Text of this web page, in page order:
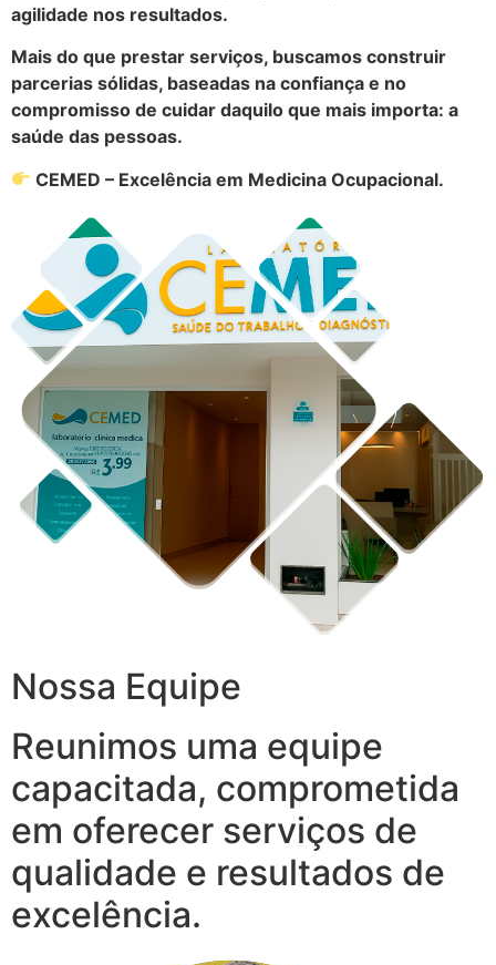
agilidade nos resultados.
Mais do que prestar serviços, buscamos construir
parcerias sólidas, baseadas na confiança e no
compromisso de cuidar daquilo que mais importa: a
saúde das pessoas.
CEMED – Excelência em Medicina Ocupacional.
Nossa Equipe
Reunimos uma equipe
capacitada, comprometida
em oferecer serviços de
qualidade e resultados de
excelência.